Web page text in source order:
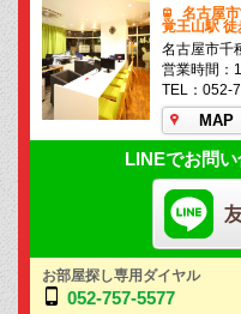
名古屋
覚王山駅 徒
名古屋市千
営業時間：
TEL：052-
MAP
LINEでお問
お部屋探し専用ダイヤル
052-757-5577